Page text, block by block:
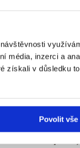
média, inzerci a
získali v důsledku
Povolit vše
3. 6. 2026